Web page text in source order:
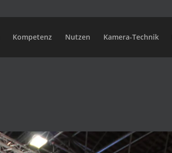
Kompetenz Nutzen Kamera-Technik